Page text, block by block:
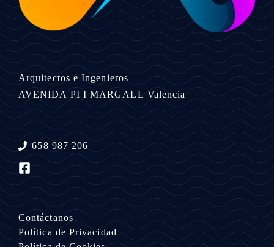
Arquitectos e Ingenieros
AVENIDA PI I MARGALL Valencia
658 987 206
Contáctanos
Política de Privacidad